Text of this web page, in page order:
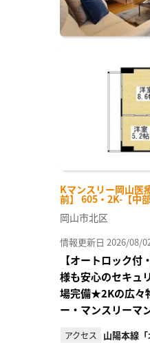
Kマンスリー岡山医
前】 605・2K-【中
岡山市北区
情報更新日 2026/08/
【オートロック付
様も安心のセキュ
場完備★2Kの広々
ー・マンスリーマ
アクセス 山陽本線「